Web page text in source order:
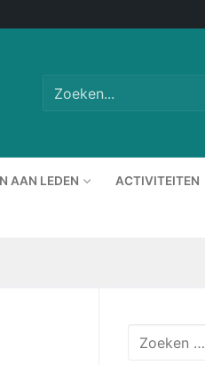
Zoeken
naar:
AAN LEDEN ACTIVITEITEN
Zoeken